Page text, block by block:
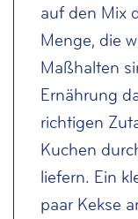
auf den Mix
Menge, die
Maßhalten
Ernährung
richtigen
Kuchen
liefern. Ein
paar Kekse